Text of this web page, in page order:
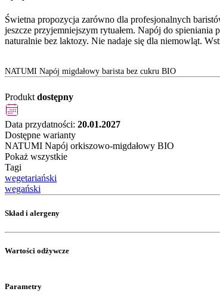
Świetna propozycja zarówno dla profesjonalnych
jeszcze przyjemniejszym rytuałem. Napój do
naturalnie bez laktozy. Nie nadaje się dla niemowląt.
NATUMI Napój migdałowy barista bez cukru BIO
Produkt dostępny
Data przydatności: 20.01.2027
Dostępne warianty
NATUMI Napój orkiszowo-migdałowy BIO
Pokaż wszystkie
Tagi
wegetariański
wegański
Skład i alergeny
Wartości odżywcze
Parametry